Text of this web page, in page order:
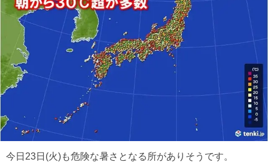
今日23日(火)も危険な暑さとなる所がありそうです。